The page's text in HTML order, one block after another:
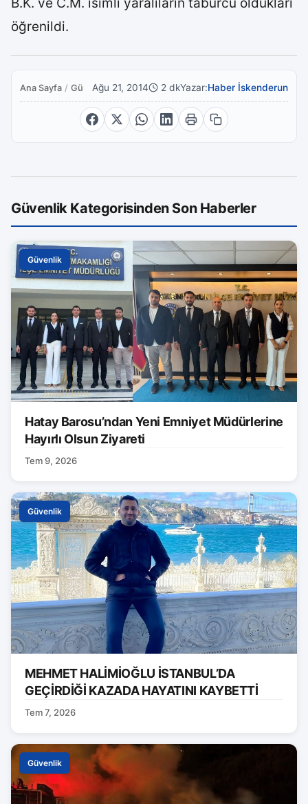
öğrenildi.
Ana Sayfa / GüvenlikAğu 21, 2014 2 dkYazar:Haber İskenderun
Güvenlik Kategorisinden Son Haberler
Güvenlik
Hatay Barosu’ndan Yeni Emniyet Müdürlerine
Hayırlı Olsun Ziyareti
Tem 9, 2026
Güvenlik
MEHMET HALİMİOĞLU İSTANBUL’DA
GEÇİRDİĞİ KAZADA HAYATINI KAYBETTİ
Tem 7, 2026
Güvenlik